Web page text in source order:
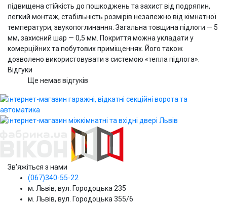
підвищена стійкість до пошкоджень та захист від подряпин,
легкий монтаж, стабільність розмірів незалежно від кімнатної
температури, звукопоглинання. Загальна товщина підлоги — 5
мм, захисний шар — 0,5 мм. Покриття можна укладати у
комерційних та побутових приміщеннях. Його також
дозволено використовувати з системою «тепла підлога».
Відгуки
Ще немає відгуків
Зв'яжіться з нами
(067)340-55-22
м. Львів, вул. Городоцька 235
м. Львів, вул. Городоцька 355/6